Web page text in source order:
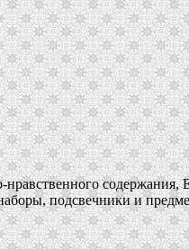
содержания,
подсвечники и